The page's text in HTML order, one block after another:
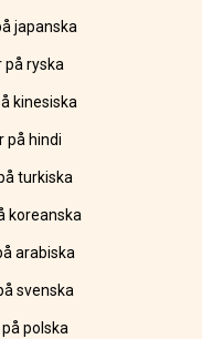
japanska
på ryska
kinesiska
på hindi
turkiska
koreanska
arabiska
svenska
polska